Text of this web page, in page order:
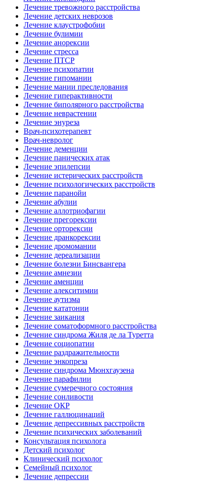
Лечение тревожного расстройства
Лечение детских неврозов
Лечение клаустрофобии
Лечение булимии
Лечение анорексии
Лечение стресса
Лечение ПТСР
Лечение психопатии
Лечение гипомании
Лечение мании преследования
Лечение гиперактивности
Лечение биполярного расстройства
Лечение неврастении
Лечение энуреза
Врач-психотерапевт
Врач-невролог
Лечение деменции
Лечение панических атак
Лечение эпилепсии
Лечение истерических расстройств
Лечение психологических расстройств
Лечение паранойи
Лечение абулии
Лечение аллотриофагии
Лечение прегорексии
Лечение орторексии
Лечение дранкорексии
Лечение дромомании
Лечение дереализации
Лечение болезни Бинсвангера
Лечение амнезии
Лечение аменции
Лечение алекситимии
Лечение аутизма
Лечение кататонии
Лечение заикания
Лечение соматоформного расстройства
Лечение синдрома Жиля де ла Туретта
Лечение социопатии
Лечение раздражительности
Лечение энкопреза
Лечение синдрома Мюнхгаузена
Лечение парафилии
Лечение сумеречного состояния
Лечение сонливости
Лечение ОКР
Лечение галлюцинаций
Лечение депрессивных расстройств
Лечение психических заболеваний
Консультация психолога
Детский психолог
Клинический психолог
Семейный психолог
Лечение депрессии